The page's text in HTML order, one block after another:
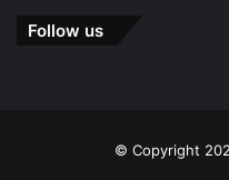
Follow us
© Copyright